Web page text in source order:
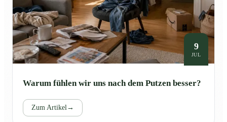
9
JUL
Warum fühlen wir uns nach dem Putzen besser?
Zum Artikel→